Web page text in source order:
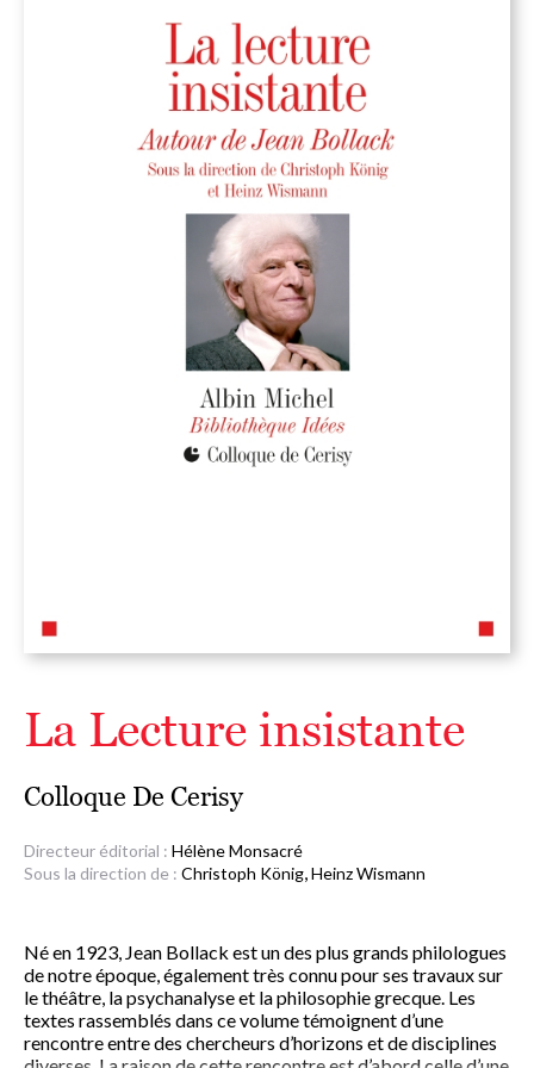
La Lecture insistante
Colloque De Cerisy
Directeur éditorial : Hélène Monsacré
Sous la direction de : Christoph König,Heinz Wismann
Né en 1923, Jean Bollack est un des plus grands philologues
de notre époque, également très connu pour ses travaux sur
le théâtre, la psychanalyse et la philosophie grecque. Les
textes rassemblés dans ce volume témoignent d’une
rencontre entre des chercheurs d’horizons et de disciplines